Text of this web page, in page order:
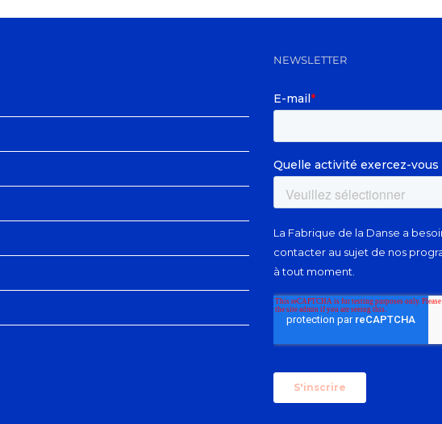
NEWSLETTER